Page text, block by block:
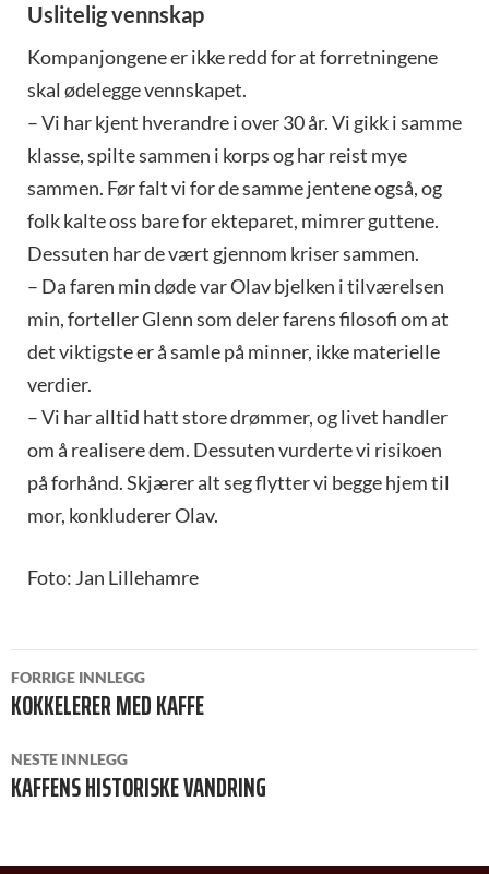
Uslitelig vennskap
Kompanjongene er ikke redd for at forretningene
skal ødelegge vennskapet.
– Vi har kjent hverandre i over 30 år. Vi gikk i samme
klasse, spilte sammen i korps og har reist mye
sammen. Før falt vi for de samme jentene også, og
folk kalte oss bare for ekteparet, mimrer guttene.
Dessuten har de vært gjennom kriser sammen.
– Da faren min døde var Olav bjelken i tilværelsen
min, forteller Glenn som deler farens filosofi om at
det viktigste er å samle på minner, ikke materielle
verdier.
– Vi har alltid hatt store drømmer, og livet handler
om å realisere dem. Dessuten vurderte vi risikoen
på forhånd. Skjærer alt seg flytter vi begge hjem til
mor, konkluderer Olav.
Foto: Jan Lillehamre
INNLEGGSNAVIGASJON
FORRIGE INNLEGG
KOKKELERER MED KAFFE
NESTE INNLEGG
KAFFENS HISTORISKE VANDRING